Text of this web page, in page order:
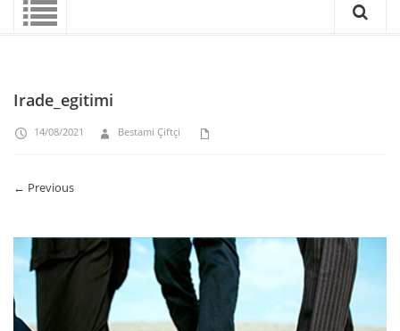
Irade_egitimi
14/08/2021 Bestami Çiftçi
← Previous